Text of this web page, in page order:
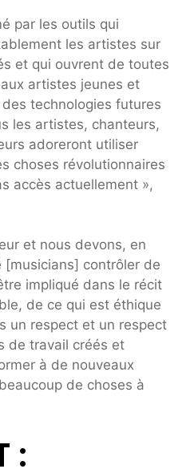
par les outils qui
les artistes sur
et qui ouvrent de toutes
artistes jeunes et
technologies futures
les artistes, chanteurs,
adoreront utiliser
choses révolutionnaires
accès actuellement »,
et nous devons, en
contrôler de
impliqué dans le récit
de ce qui est éthique
un respect et un respect
de travail créés et
à de nouveaux
de choses à
: